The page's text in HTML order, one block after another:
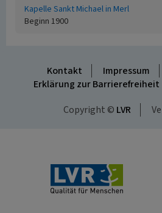
Kapelle Sankt Michael in Merl
Beginn 1900
Kontakt Impressum
Erklärung zur Barrierefreiheit
Copyright © LVR